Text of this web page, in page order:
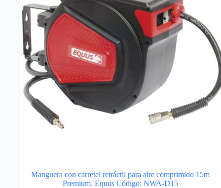
Manguera con carretel retráctil para aire comprimido 15m
Premium. Equus Código: NWA-D15